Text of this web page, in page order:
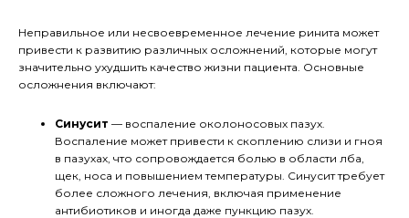
Неправильное или несвоевременное лечение ринита может
привести к развитию различных осложнений, которые могут
значительно ухудшить качество жизни пациента. Основные
осложнения включают:
Синусит — воспаление околоносовых пазух.
Воспаление может привести к скоплению слизи и гноя
в пазухах, что сопровождается болью в области лба,
щек, носа и повышением температуры. Синусит требует
более сложного лечения, включая применение
антибиотиков и иногда даже пункцию пазух.